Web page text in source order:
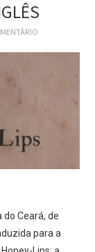
do Ceará, de
para a